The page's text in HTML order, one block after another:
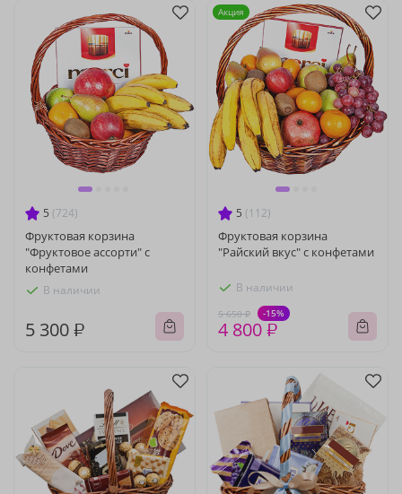
5 (724)
Фруктовая корзина
"Фруктовое ассорти" с
конфетами
В наличии
5 300 ₽
5 (112)
Фруктовая корзина
"Райский вкус" с конфетами
В наличии
5 650 ₽ -15%
4 800 ₽
Акция